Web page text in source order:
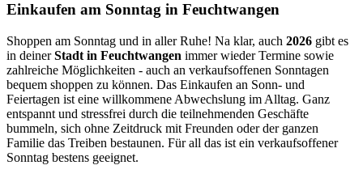
Einkaufen am Sonntag in Feuchtwangen
Shoppen am Sonntag und in aller Ruhe! Na klar, auch 2026 gibt es
in deinerStadt in Feuchtwangen immer wieder Termine sowie
zahlreiche Möglichkeiten - auch an verkaufsoffenen Sonntagen
bequem shoppen zu können. Das Einkaufen an Sonn- und
Feiertagen ist eine willkommene Abwechslung im Alltag. Ganz
entspannt und stressfrei durch die teilnehmenden Geschäfte
bummeln, sich ohne Zeitdruck mit Freunden oder der ganzen
Familie das Treiben bestaunen. Für all das ist ein verkaufsoffener
Sonntag bestens geeignet.